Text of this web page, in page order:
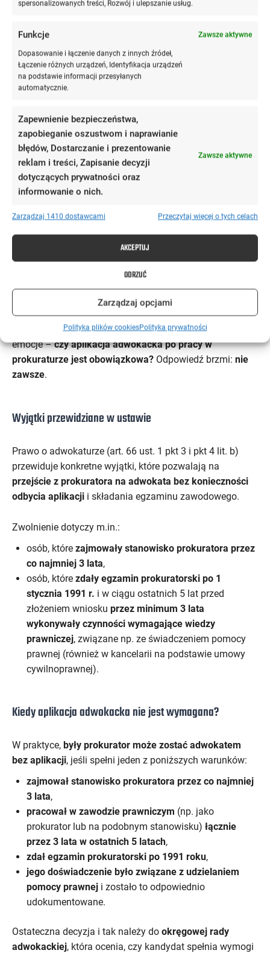
spersonalizowanych treści, Rozwój i ulepszanie usług.
Funkcje Zawsze aktywne
Dopasowanie i łączenie danych z innych źródeł,
Łączenie różnych urządzeń, Identyfikacja urządzeń
na podstawie informacji przesyłanych
automatycznie.
Zapewnienie bezpieczeństwa,
zapobieganie oszustwom i naprawianie
błędów, Dostarczanie i prezentowanie
reklam i treści, Zapisanie decyzji
dotyczących prywatności oraz
informowanie o nich.
Zawsze aktywne
Zarządzaj 1410 dostawcami Przeczytaj więcej o tych celach
AKCEPTUJ
ODRZUĆ
Zarządzaj opcjami
Polityka plików cookiesPolityka prywatności
wystarczy do rozpoczęcia kariery adwokackiej.
2. Weryfikacja etyczna
okręgowa rada adwokackaszczegółowo ocenia nie tylko
dokumenty, ale też postawę moralną. Jeśli kandydat był
objęty postępowaniem dyscyplinarnym, lub jeśli sąd
administracyjny miał wcześniej zastrzeżenia co do jego
zachowania – wpis może zostać zablokowany. Nawet
Czy prokurator po odejściu z zawodu
może zostać adwokatem bez aplikacji?
Tutaj przechodzimy do kwestii, która budzi największe
emocje –czy aplikacja adwokacka po pracy w
prokuraturze jest obowiązkowa? Odpowiedź brzmi: nie
zawsze.
Wyjątki przewidziane w ustawie
Prawo o adwokaturze (art. 66 ust. 1 pkt 3 i pkt 4 lit. b)
przewiduje konkretne wyjątki, które pozwalają na
przejście z prokuratora na adwokata bez konieczności
odbycia aplikacji i składania egzaminu zawodowego.
Zwolnienie dotyczy m.in.:
osób, które zajmowały stanowisko prokuratora przez
co najmniej 3 lata,
osób, które zdały egzamin prokuratorski po 1
stycznia 1991 r. i w ciągu ostatnich 5 lat przed
złożeniem wniosku przez minimum 3 lata
wykonywały czynności wymagające wiedzy
prawniczej, związane np. ze świadczeniem pomocy
prawnej (również w kancelarii na podstawie umowy
cywilnoprawnej).
Kiedy aplikacja adwokacka nie jest wymagana?
W praktyce, były prokurator może zostać adwokatem
bez aplikacji, jeśli spełni jeden z poniższych warunków:
zajmował stanowisko prokuratora przez co najmniej
3 lata,
pracował w zawodzie prawniczym (np. jako
prokurator lub na podobnym stanowisku) łącznie
przez 3 lata w ostatnich 5 latach,
zdał egzamin prokuratorski po 1991 roku,
jego doświadczenie było związane z udzielaniem
pomocy prawnej i zostało to odpowiednio
udokumentowane.
Ostateczna decyzja i tak należy do okręgowej rady
adwokackiej, która ocenia, czy kandydat spełnia wymogi